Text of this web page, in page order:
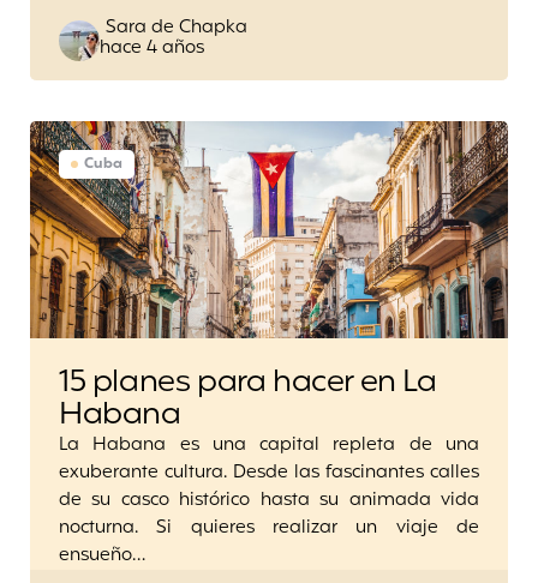
Posted
by
Sara de Chapka
hace 4 años
Cuba
15 planes para hacer en La
Habana
La Habana es una capital repleta de una
exuberante cultura. Desde las fascinantes calles
de su casco histórico hasta su animada vida
nocturna. Si quieres realizar un viaje de
ensueño…